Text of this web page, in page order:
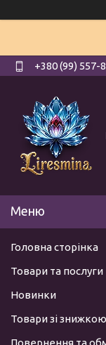
+380 (99) 557-
Головна сторінка
Товари та послуги
Новинки
Товари зі знижкою
Повернення та